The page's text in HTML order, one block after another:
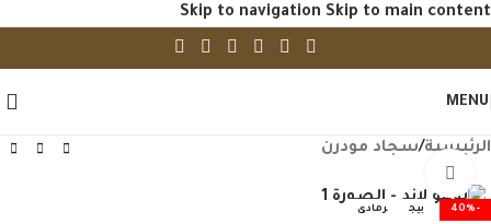
Skip to navigation Skip to main content
MENU
الرئيسية/سجاد مودرن
-40% بيج رمادى